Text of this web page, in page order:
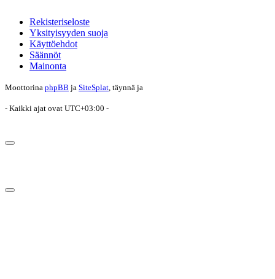
Rekisteriseloste
Yksityisyyden suoja
Käyttöehdot
Säännöt
Mainonta
Moottorina phpBB ja SiteSplat , täynnä ja
- Kaikki ajat ovat UTC+03:00 -